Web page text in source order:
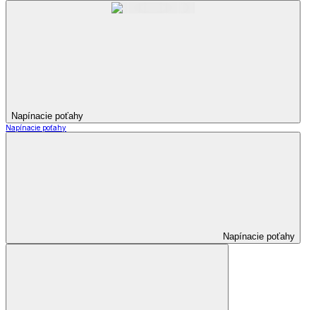
Napínacie poťahy
Napínacie poťahy
Napínacie poťahy